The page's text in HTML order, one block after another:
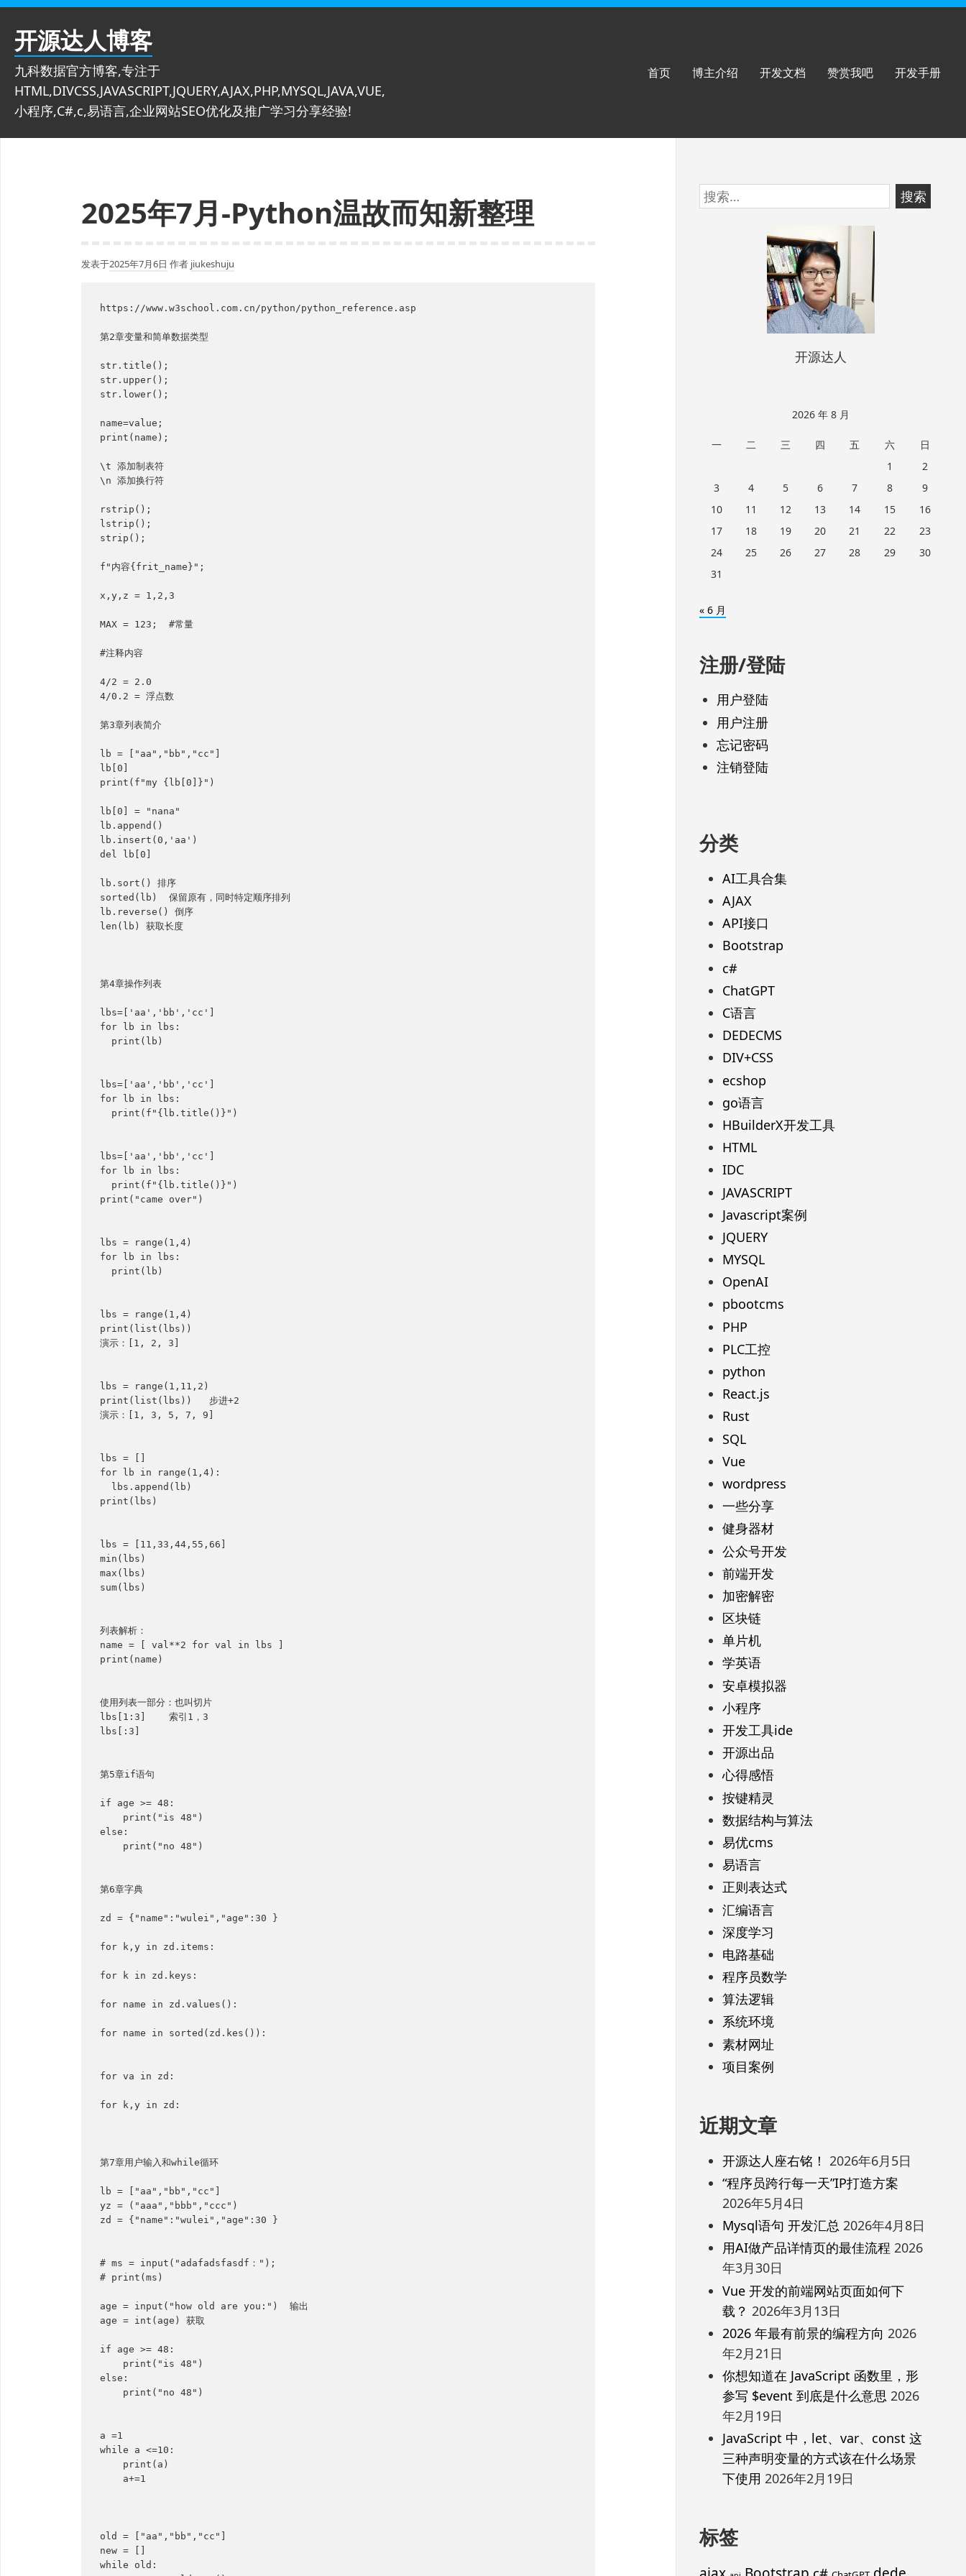
跳
开源达人博客
九科数据官方博客,专注于
HTML,DIVCSS,JAVASCRIPT,JQUERY,AJAX,PHP,MYSQL,JAVA,VUE,
小程序,C#,c,易语言,企业网站SEO优化及推广学习分享经验!
首页 博主介绍 开发文档 赞赏我吧 开发手册
2025年7月-Python温故而知新整理
发表于2025年7月6日 作者 jiukeshuju
https://www.w3school.com.cn/python/python_reference.asp
第2章变量和简单数据类型
str.title();
str.upper();
str.lower();
name=value;
print(name);
\t 添加制表符
\n 添加换行符
rstrip();
lstrip();
strip();
f"内容{frit_name}";
x,y,z = 1,2,3
MAX = 123;  #常量
#注释内容
4/2 = 2.0
4/0.2 = 浮点数
第3章列表简介
lb = ["aa","bb","cc"]
lb[0]
print(f"my {lb[0]}")
lb[0] = "nana"
lb.append()
lb.insert(0,'aa')
del lb[0]
lb.sort() 排序
sorted(lb)  保留原有，同时特定顺序排列
lb.reverse() 倒序
len(lb) 获取长度
第4章操作列表
lbs=['aa','bb','cc']
for lb in lbs:
lbs=['aa','bb','cc']
for lb in lbs:
lbs=['aa','bb','cc']
for lb in lbs:
print("came over")
lbs = range(1,4)
for lb in lbs:
lbs = range(1,4)
print(list(lbs))
演示：[1, 2, 3]
lbs = range(1,11,2)
print(list(lbs))   步进+2
演示：[1, 3, 5, 7, 9]
lbs = []
for lb in range(1,4):
print(lbs)
lbs = [11,33,44,55,66]
min(lbs)
max(lbs)
sum(lbs)
列表解析：
name = [ val**2 for val in lbs ]
print(name)
使用列表一部分：也叫切片
lbs[1:3]    索引1，3
lbs[:3]
第5章if语句
if age >= 48:
else:
第6章字典
zd = {"name":"wulei","age":30 }
for k,y in zd.items:
for k in zd.keys:
for name in zd.values():
for name in sorted(zd.kes()):
for va in zd:
for k,y in zd:
第7章用户输入和while循环
lb = ["aa","bb","cc"]
yz = ("aaa","bbb","ccc")
zd = {"name":"wulei","age":30 }
# ms = input("adafadsfasdf：");
# print(ms)
age = input("how old are you:")  输出
age = int(age) 获取
if age >= 48:
else:
a =1
while a <=10:
old = ["aa","bb","cc"]
new = []
while old:
跳
至
搜
索：
开源达人
2026 年 8 月
一 二 三 四 五 六
日
1
2
3
4 5 6 7 8
9
10
11 12 13 14 15
16
17
18 19 20 21 22
23
24
25 26 27 28 29
30
31
« 6 月
注册/登陆
用户登陆
用户注册
忘记密码
注销登陆
分类
AI工具合集
AJAX
API接口
Bootstrap
c#
ChatGPT
C语言
DEDECMS
DIV+CSS
ecshop
go语言
HBuilderX开发工具
HTML
IDC
JAVASCRIPT
Javascript案例
JQUERY
MYSQL
OpenAI
pbootcms
PHP
PLC工控
python
React.js
Rust
SQL
Vue
wordpress
一些分享
健身器材
公众号开发
前端开发
加密解密
区块链
单片机
学英语
安卓模拟器
小程序
开发工具ide
开源出品
心得感悟
按键精灵
数据结构与算法
易优cms
易语言
正则表达式
汇编语言
深度学习
电路基础
程序员数学
算法逻辑
系统环境
素材网址
项目案例
近期文章
开源达人座右铭！ 2026年6月5日
“程序员跨行每一天”IP打造方案
2026年5月4日
Mysql语句 开发汇总 2026年4月8日
用AI做产品详情页的最佳流程 2026
年3月30日
Vue 开发的前端网站页面如何下
载？ 2026年3月13日
2026 年最有前景的编程方向 2026
年2月21日
你想知道在 JavaScript 函数里，形
参写 $event 到底是什么意思 2026
年2月19日
JavaScript 中，let、var、const 这
三种声明变量的方式该在什么场景
下使用 2026年2月19日
标签